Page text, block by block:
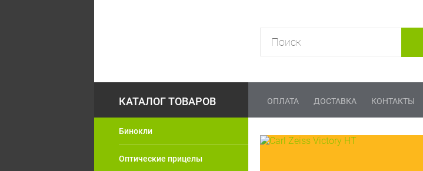
Бинокли
Оптические прицелы
ОПЛАТА ДОСТАВКА КОНТАКТЫ